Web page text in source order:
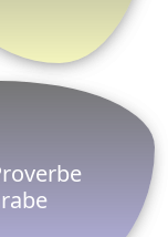
qui permet
sociaux,
peuvent être
catégories.
sur